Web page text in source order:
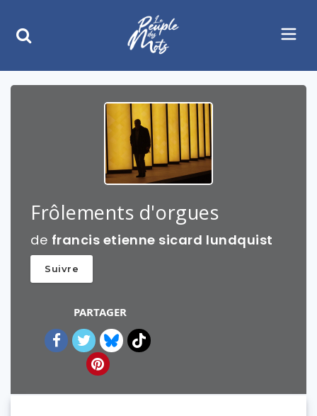
Frôlements d'orgues
de francis etienne sicard lundquist
Suivre
PARTAGER